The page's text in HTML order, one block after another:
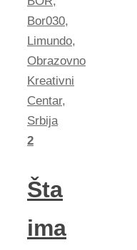
Bor030,
Limundo,
Obrazovno
Kreativni
Centar,
Srbija
2
Šta
ima